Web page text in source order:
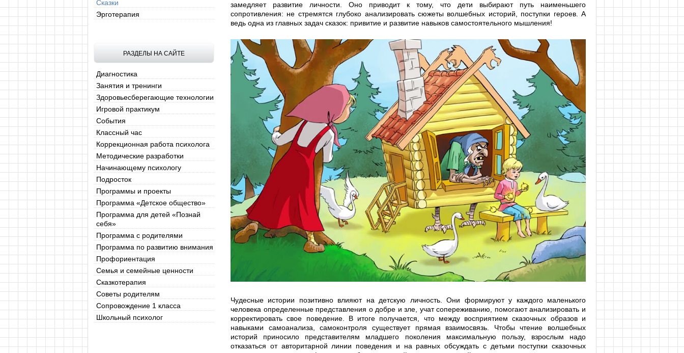
замедляет развитие личности. Оно приводит к тому, что дети выбирают путь наименьшего
сопротивления: не стремятся глубоко анализировать сюжеты волшебных историй, поступки героев. А
ведь одна из главных задач сказок: привитие и развитие навыков самостоятельного мышления!
Чудесные истории позитивно влияют на детскую личность. Они формируют у каждого маленького
человека определенные представления о добре и зле, учат сопереживанию, помогают анализировать и
корректировать свое поведение. В итоге получается, что между восприятием сказочных образов и
навыками самоанализа, самоконтроля существует прямая взаимосвязь. Чтобы чтение волшебных
историй приносило представителям младшего поколения максимальную пользу, взрослым надо
отказаться от авторитарной линии поведения и на равных обсуждать с детьми поступки сказочных
Сказки
Эрготерапия
РАЗДЕЛЫ НА САЙТЕ
Диагностика
Занятия и тренинги
Здоровьесберегающие технологии
Игровой практикум
События
Классный час
Коррекционная работа психолога
Методические разработки
Начинающему психологу
Подросток
Программы и проекты
Программа «Детское общество»
Программа для детей «Познай
себя»
Программа с родителями
Программа по развитию внимания
Профориентация
Семья и семейные ценности
Сказкотерапия
Советы родителям
Сопровождение 1 класса
Школьный психолог